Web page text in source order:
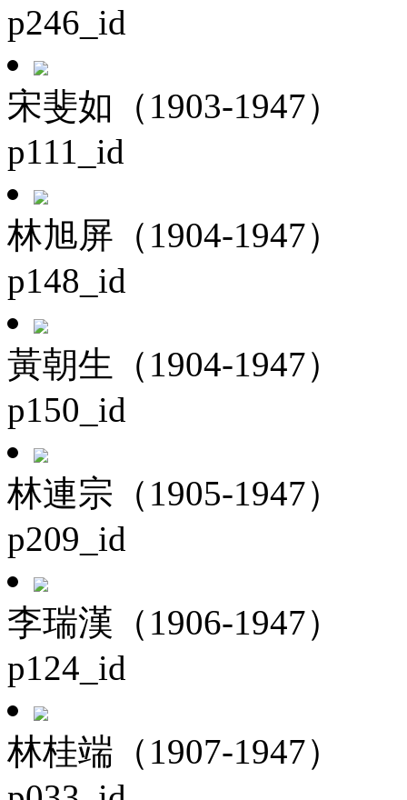
p246_id
宋斐如（1903-1947）
p111_id
林旭屏（1904-1947）
p148_id
黃朝生（1904-1947）
p150_id
林連宗（1905-1947）
p209_id
李瑞漢（1906-1947）
p124_id
林桂端（1907-1947）